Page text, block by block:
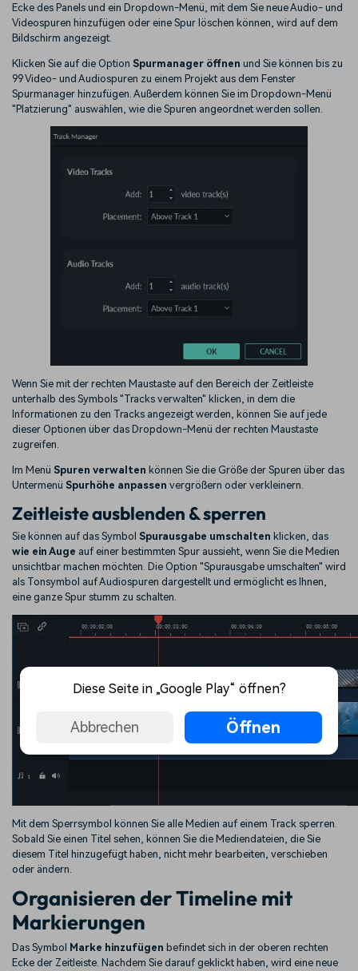
Ecke des Panels und ein Dropdown-Menü, mit dem Sie neue Audio- und
Videospuren hinzufügen oder eine Spur löschen können, wird auf dem
Bildschirm angezeigt.
Klicken Sie auf die Option Spurmanager öffnen und Sie können bis zu
99 Video- und Audiospuren zu einem Projekt aus dem Fenster
Spurmanager hinzufügen. Außerdem können Sie im Dropdown-Menü
"Platzierung" auswählen, wie die Spuren angeordnet werden sollen.
Wenn Sie mit der rechten Maustaste auf den Bereich der Zeitleiste
unterhalb des Symbols "Tracks verwalten" klicken, in dem die
Informationen zu den Tracks angezeigt werden, können Sie auf jede
dieser Optionen über das Dropdown-Menü der rechten Maustaste
zugreifen.
Im Menü Spuren verwalten können Sie die Größe der Spuren über das
Untermenü Spurhöhe anpassen vergrößern oder verkleinern.
Zeitleiste ausblenden & sperren
Sie können auf das Symbol Spurausgabe umschalten klicken, das
wie ein Auge auf einer bestimmten Spur aussieht, wenn Sie die Medien
unsichtbar machen möchten. Die Option "Spurausgabe umschalten" wird
als Tonsymbol auf Audiospuren dargestellt und ermöglicht es Ihnen,
eine ganze Spur stumm zu schalten.
Mit dem Sperrsymbol können Sie alle Medien auf einem Track sperren.
Sobald Sie einen Titel sehen, können Sie die Mediendateien, die Sie
diesem Titel hinzugefügt haben, nicht mehr bearbeiten, verschieben
oder ändern.
Organisieren der Timeline mit
Markierungen
Das Symbol Marke hinzufügen befindet sich in der oberen rechten
Ecke der Zeitleiste. Nachdem Sie darauf geklickt haben, wird eine neue
Diese Seite in „Google Play“ öffnen?
Abbrechen Öffnen